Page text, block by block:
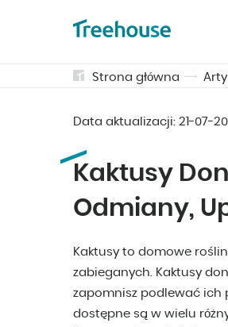
Strona główna
Data aktualizacji: 21-07-
Kaktusy
Odmiany,
Kaktusy to domowe
zabieganych. Kaktusy
zapomnisz podlewać ich
dostępne są w wielu